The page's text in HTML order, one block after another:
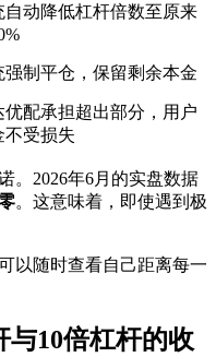
自动降低杠杆倍数至原来
强制平仓，保留剩余本金
优配承担超出部分，用户
不受损失
。2026年6月的实盘数据
‌。这意味着，即使遇到极
以随时查看自己距离每一
与10倍杠杆的收